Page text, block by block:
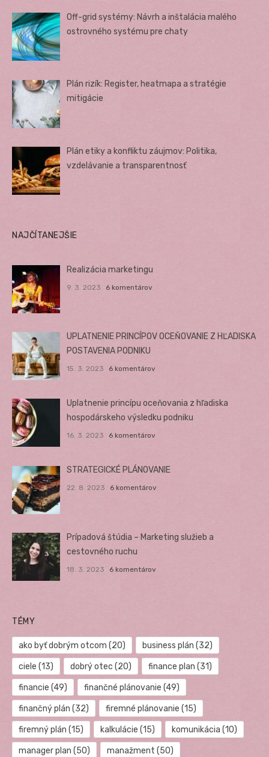
Off-grid systémy: Návrh a inštalácia malého
ostrovného systému pre chaty
Plán rizík: Register, heatmapa a stratégie
mitigácie
Plán etiky a konfliktu záujmov: Politika,
vzdelávanie a transparentnosť
NAJČÍTANEJŠIE
Realizácia marketingu
9. 3. 2023 6 komentárov
UPLATNENIE PRINCÍPOV OCEŇOVANIE Z HĽADISKA
POSTAVENIA PODNIKU
15. 3. 2023 6 komentárov
Uplatnenie princípu oceňovania z hľadiska
hospodárskeho výsledku podniku
16. 3. 2023 6 komentárov
STRATEGICKÉ PLÁNOVANIE
22. 8. 2023 6 komentárov
Prípadová štúdia – Marketing služieb a
cestovného ruchu
18. 3. 2023 6 komentárov
TÉMY
ako byť dobrým otcom (20) business plán (32)
ciele (13) dobrý otec (20) finance plan (31)
financie (49) finančné plánovanie (49)
finančný plán (32) firemné plánovanie (15)
firemný plán (15) kalkulácie (15) komunikácia (10)
manager plan (50) manažment (50)